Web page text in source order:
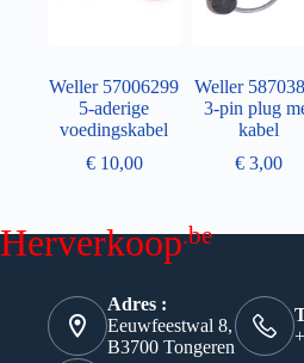
Weller 57006299
5-aderige
voedingskabel
€10,00
Weller
3-pin plug
kabel
€ 3,00
Herverkoop.be
Adres :
Eeuwfeestwal 8,
B3700 Tongeren